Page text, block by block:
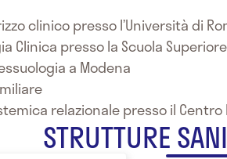
clinico presso l’Università di
Clinica presso la Scuola
a Modena
relazionale presso il
STRUTTURE